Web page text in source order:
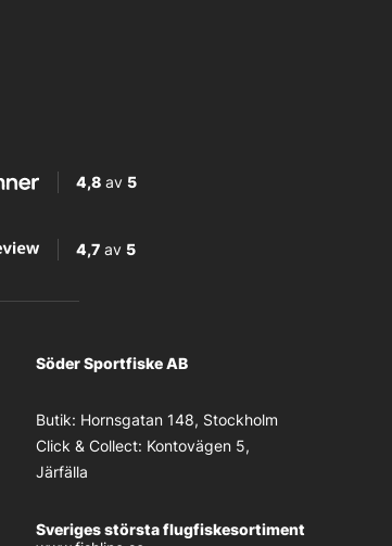
4,8av 5
4,7av 5
Söder Sportfiske AB
Butik: Hornsgatan 148, Stockholm
Click & Collect: Kontovägen 5,
Järfälla
Sveriges största flugfiskesortiment